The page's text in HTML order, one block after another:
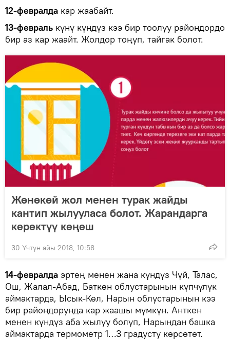
12-февралда кар жаабайт.
13-февраль күнү күндүз кээ бир тоолуу райондордо
бир аз кар жаайт. Жолдор тоңуп, тайгак болот.
Жөнөкөй жол менен турак жайды
кантип жылууласа болот. Жарандарга
керектүү кеңеш
30 Үчтүн айы 2018, 10:58
14-февралда эртең менен жана күндүз Чүй, Талас,
Ош, Жалал-Абад, Баткен облустарынын күпчүлүк
аймактарда, Ысык-Көл, Нарын облустарынын кээ
бир райондорунда кар жаашы мүмкүн. Анткен
менен күндүз аба жылуу болуп, Нарындан башка
аймактарда термометр 1…3 градусту көрсөтөт.